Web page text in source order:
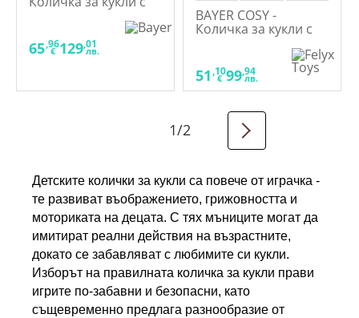
чанта и столче за
65,96
€ 129,01
лв.
BAYER COSY -
Количка за кукли с
чанта, одеяло и
възглавница сиво/
розова
51,10
€ 99,94
лв.
1/2
Детските колички за кукли са повече от играчка -
те развиват въображението, грижовността и
моториката на децата. С тях мъниците могат да
имитират реални действия на възрастните,
докато се забавляват с любимите си кукли.
Изборът на правилната количка за кукли прави
игрите по-забавни и безопасни, като
същевременно предлага разнообразие от